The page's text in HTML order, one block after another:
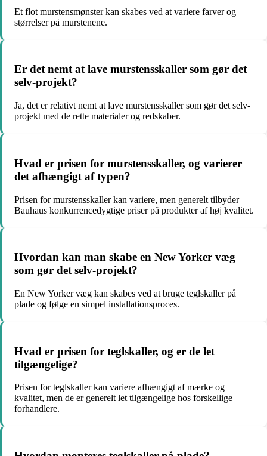
Et flot murstensmønster kan skabes ved at variere farver og
størrelser på murstenene.
Er det nemt at lave murstensskaller som gør det
selv-projekt?
Ja, det er relativt nemt at lave murstensskaller som gør det selv-
projekt med de rette materialer og redskaber.
Hvad er prisen for murstensskaller, og varierer
det afhængigt af typen?
Prisen for murstensskaller kan variere, men generelt tilbyder
Bauhaus konkurrencedygtige priser på produkter af høj kvalitet.
Hvordan kan man skabe en New Yorker væg
som gør det selv-projekt?
En New Yorker væg kan skabes ved at bruge teglskaller på
plade og følge en simpel installationsproces.
Hvad er prisen for teglskaller, og er de let
tilgængelige?
Prisen for teglskaller kan variere afhængigt af mærke og
kvalitet, men de er generelt let tilgængelige hos forskellige
forhandlere.